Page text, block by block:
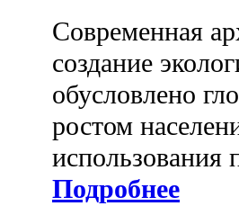
Современная
создание
обусловлено
ростом
использования
Подробнее